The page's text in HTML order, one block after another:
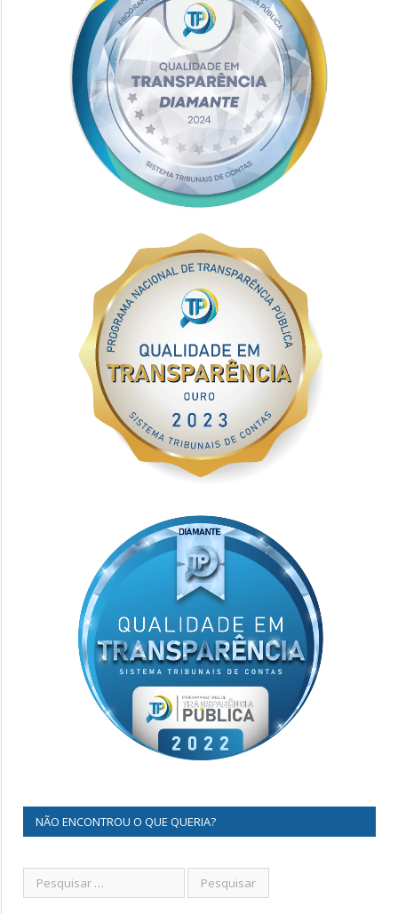
NÃO ENCONTROU O QUE QUERIA?